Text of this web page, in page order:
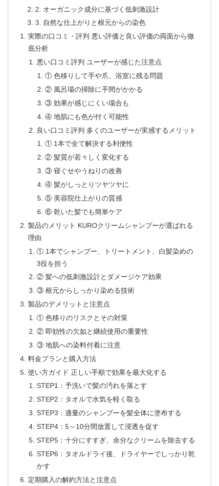
2. オーガニック成分に基づく低刺激設計
3. 自然な仕上がりと根元からの染色
実際の口コミ・評判 悪い評価と良い評価の両面から徹
底分析
悪い口コミ評判 ユーザーが感じた注意点
① 色移りして手や爪、浴室に残る問題
② 風呂場の掃除に手間がかかる
③ 効果が感じにくい場合も
④ 地肌にも色が付く可能性
良い口コミ評判 多くのユーザーが実感するメリット
① 1本で全て解決する利便性
② 髪質が若々しく変化する
③ 寝ぐせやうねりの改善
④ 髪がしっとりツヤツヤに
⑤ 美容院仕上がりの質感
⑥ 乾いた髪でも簡単ケア
製品のメリット KUROクリームシャンプーが選ばれる
理由
① 1本でシャンプー、トリートメント、白髪染めの
3役を担う
② 髪への低刺激設計とダメージケア効果
③ 根元からしっかり染める技術
製品のデメリットと注意点
① 色移りのリスクとその対策
② 即効性の欠如と継続使用の重要性
③ 地肌への染料付着に注意
料金プランと購入方法
使い方ガイド 正しい手順で効果を最大化する
STEP1：予洗いで髪の汚れを落とす
STEP2：タオルで水気を軽く取る
STEP3：適量のシャンプーを髪全体に塗布する
STEP4：5～10分間放置して浸透を促す
STEP5：十分にすすぎ、余分なクリームを除去する
STEP6：タオルドライ後、ドライヤーでしっかり乾
かす
定期購入の解約方法と注意点